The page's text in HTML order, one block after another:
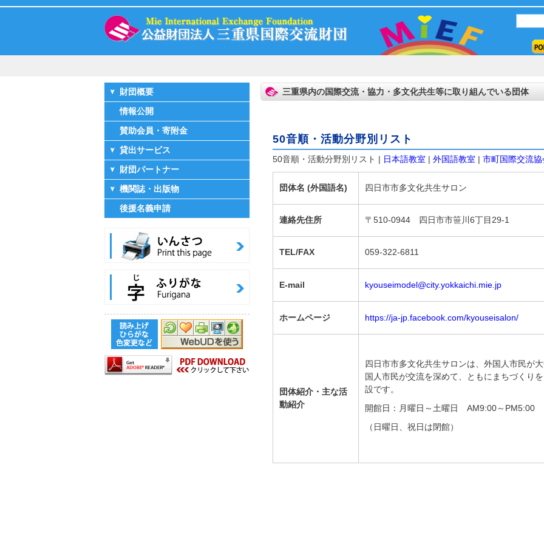
三重県内の国際交流・協力・多文化共生等に取り組んでいる団体
50音順・活動分野別リスト
50音順・活動分野別リスト | 日本語教室 | 外国語教室 | 市町国際交流協
団体名 (外国語名) 四日市市多文化共生サロン
連絡先住所 〒510-0944 四日市市笹川6丁目29-1
TEL/FAX 059-322-6811
E-mail kyouseimodel@city.yokkaichi.mie.jp
ホームページ https://ja-jp.facebook.com/kyouseisalon/
団体紹介・主な活
動紹介
四日市市多文化共生サロンは、外国人市民が
国人市民が交流を深めて、ともにまちづくり
設です。
開館日：月曜日～土曜日 AM9:00～PM5:00
（日曜日、祝日は閉館）
財団概要
情報公開
賛助会員・寄附金
貸出サービス
財団パートナー
機関誌・出版物
後援名義申請